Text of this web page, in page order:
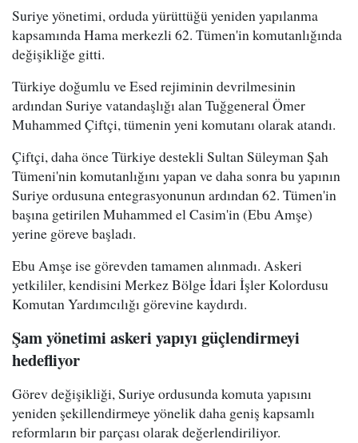
Suriye yönetimi, orduda yürüttüğü yeniden yapılanma
kapsamında Hama merkezli 62. Tümen'in komutanlığında
değişikliğe gitti.
Türkiye doğumlu ve Esed rejiminin devrilmesinin
ardından Suriye vatandaşlığı alan Tuğgeneral Ömer
Muhammed Çiftçi, tümenin yeni komutanı olarak atandı.
Çiftçi, daha önce Türkiye destekli Sultan Süleyman Şah
Tümeni'nin komutanlığını yapan ve daha sonra bu yapının
Suriye ordusuna entegrasyonunun ardından 62. Tümen'in
başına getirilen Muhammed el Casim'in (Ebu Amşe)
yerine göreve başladı.
Ebu Amşe ise görevden tamamen alınmadı. Askeri
yetkililer, kendisini Merkez Bölge İdari İşler Kolordusu
Komutan Yardımcılığı görevine kaydırdı.
Şam yönetimi askeri yapıyı güçlendirmeyi
hedefliyor
Görev değişikliği, Suriye ordusunda komuta yapısını
yeniden şekillendirmeye yönelik daha geniş kapsamlı
reformların bir parçası olarak değerlendiriliyor.